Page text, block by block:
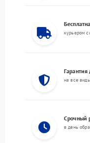
курьером
Гарантия
на все
Срочный
в день